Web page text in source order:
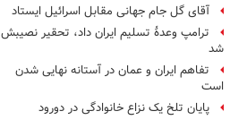
آقای گل جام جهانی مقابل اسرائیل ایستاد
ترامپ وعدۀ تسلیم ایران داد، تحقیر نصیبش
شد
تفاهم ایران و عمان در آستانه نهایی شدن
است
پایان تلخ یک نزاع خانوادگی در دورود